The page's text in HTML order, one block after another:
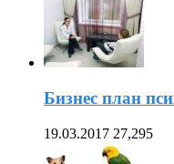
Бизнес план
19.03.2017 27,295